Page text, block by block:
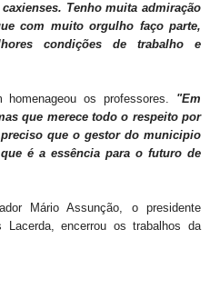
Tenho muita admiração
com muito orgulho faço parte,
condições de trabalho e
homenageou os professores. "Em
que merece todo o respeito por
que o gestor do municipio
é a essência para o futuro de
Mário Assunção, o presidente
Lacerda, encerrou os trabalhos da